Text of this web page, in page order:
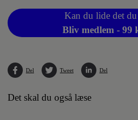
Kan du lide det
Bliv medlem - 99
Del Tweet Del
Det skal du også læse